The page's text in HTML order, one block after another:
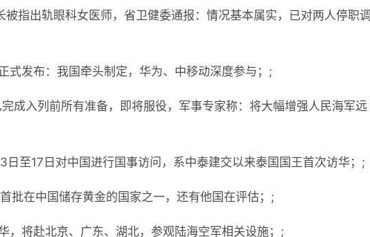
指出轨眼科女医师，省卫健委通报：情况基本属实，已对两人停职调
式发布：我国牵头制定，华为、中移动深度参与；;
成入列前所有准备，即将服役，军事专家称：将大幅增强人民海军远
日至17日对中国进行国事访问，系中泰建交以来泰国国王首次访华；;
批在中国储存黄金的国家之一，还有他国在评估；;
，将赴北京、广东、湖北，参观陆海空军相关设施；;